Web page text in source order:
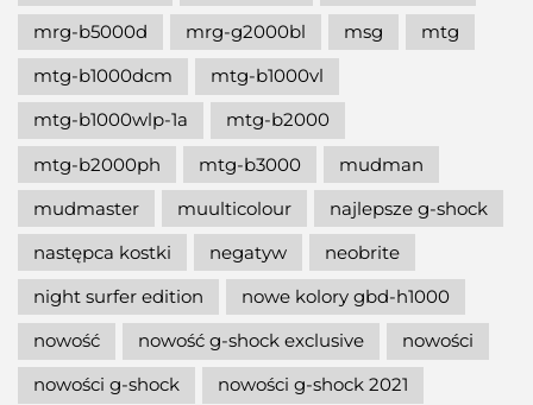
mrg-b5000d
mrg-g2000bl msg
mtg
mtg-b1000dcm
mtg-b1000vl
mtg-b1000wlp-1a
mtg-b2000
mtg-b2000ph
mtg-b3000
mudman
mudmaster
muulticolour
najlepsze g-shock
następca kostki
negatyw
neobrite
night surfer edition
nowe kolory gbd-h1000
nowość
nowość g-shock exclusive
nowości
nowości g-shock
nowości g-shock 2021